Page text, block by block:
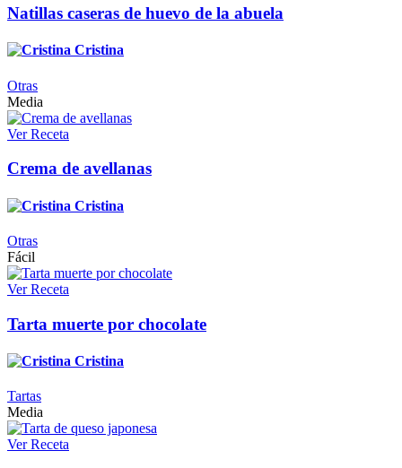
Natillas caseras de huevo de la abuela
Cristina
Otras
Media
Ver Receta
Crema de avellanas
Cristina
Otras
Fácil
Ver Receta
Tarta muerte por chocolate
Cristina
Tartas
Media
Ver Receta